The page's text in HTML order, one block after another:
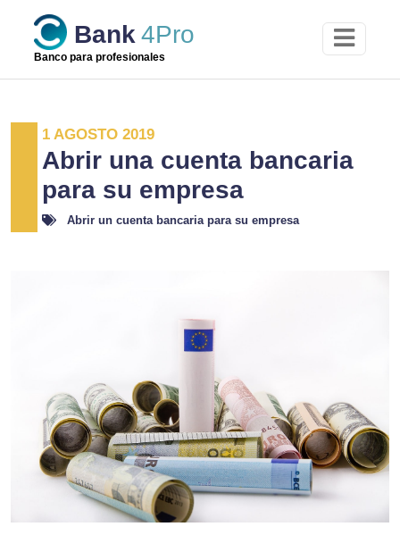
content
Bank 4Pro
Banco para profesionales
1 AGOSTO 2019
Abrir una cuenta bancaria
para su empresa
Abrir un cuenta bancaria para su empresa